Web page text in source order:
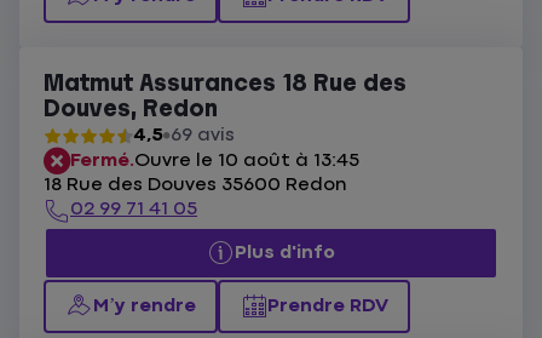
Matmut Assurances 18 Rue des
Douves, Redon
4,5 69 avis
Fermé.Ouvre le 10 août à 13:45
18 Rue des Douves 35600 Redon
02 99 71 41 05
Plus d'info
M’y rendre Prendre RDV